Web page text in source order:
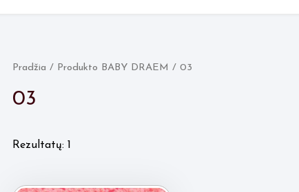
Pradžia / Produkto BABY DRAEM / 03
03
Rezultatų: 1